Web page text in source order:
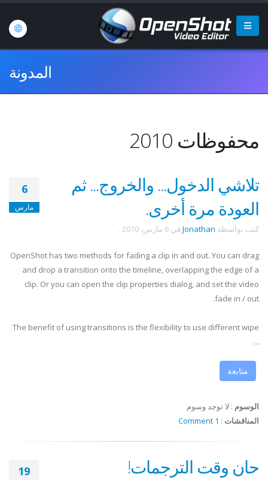
المدونة
محفوظات 2010
6
مارس
تلاشي الدخول... والخروج... ثم
العودة مرة أخرى.
كتب بواسطة Jonathan في 6 مارس، 2010 .
OpenShot has two methods for fading a clip in and out. You can drag
and drop a transition onto the timeline, overlapping the edge of a
clip. Or you can open the clip properties dialog, and set the video
fade in / out.
The benefit of using transitions is the flexibility to use different wipe
...
متابعة
الوسوم : لا توجد وسوم
المناقشات :
1 Comment
19 حان وقت الترجمات!